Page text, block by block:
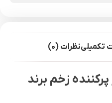
تکمیلینظرات (0)
زخم برند